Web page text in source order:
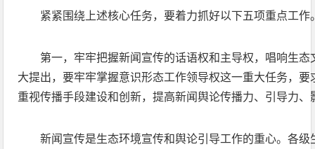
紧紧围绕上述核心任务，要着力抓好以下五项重点工作
第一，牢牢把握新闻宣传的话语权和主导权，唱响生
大提出，要牢牢掌握意识形态工作领导权这一重大任务，
重视传播手段建设和创新，提高新闻舆论传播力、引导力、
新闻宣传是生态环境宣传和舆论引导工作的重心。各